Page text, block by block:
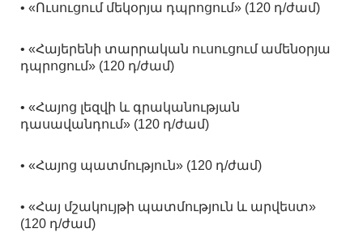
• «Ուսուցում մեկօրյա դպրոցում» (120 դ/ժամ)
• «Հայերենի տարրական ուսուցում ամենօրյա
դպրոցում» (120 դ/ժամ)
• «Հայոց լեզվի և գրականության
դասավանդում» (120 դ/ժամ)
• «Հայոց պատմություն» (120 դ/ժամ)
• «Հայ մշակույթի պատմություն և արվեստ»
(120 դ/ժամ)